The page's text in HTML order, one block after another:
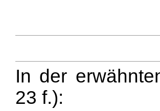
In der
23 f.):